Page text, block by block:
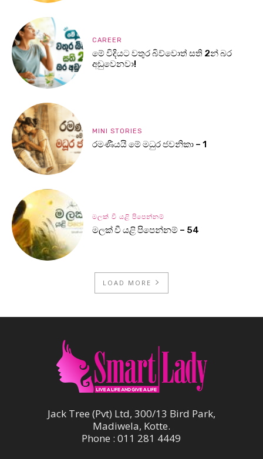
CAREER
මේ විදියට වතුර බිව්වොත් සති 2න් බර
අඩුවෙනවා!
MINI STORIES
රමණීයයි මේ මධුර ජවනිකා – 1
මලක් වී යළි පිපෙන්නම්
මලක් වී යළි පිපෙන්නම් – 54
LOAD MORE
Jack Tree (Pvt) Ltd, 300/13 Bird Park,
Madiwela, Kotte.
Phone : 011 281 4449